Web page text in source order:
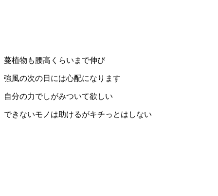
蔓植物も腰高くらいまで伸び
強風の次の日には心配になります
自分の力でしがみついて欲しい
できないモノは助けるがキチっとはしない